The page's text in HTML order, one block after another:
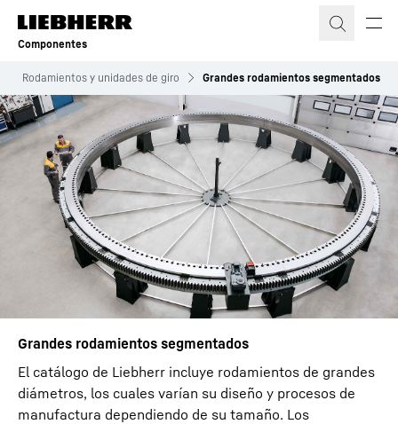
Componentes
Rodamientos y unidades de giro Grandes rodamientos segmentados
Grandes rodamientos segmentados
El catálogo de Liebherr incluye rodamientos de grandes
diámetros, los cuales varían su diseño y procesos de
manufactura dependiendo de su tamaño. Los